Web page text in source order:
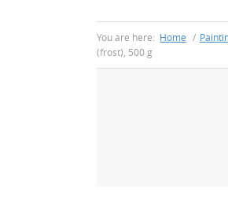
You are here: Home /
(frost), 500 g